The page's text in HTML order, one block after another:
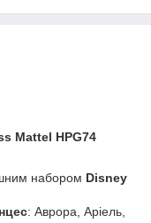
Mattel HPG74
набором Disney
: Аврора, Аріель,